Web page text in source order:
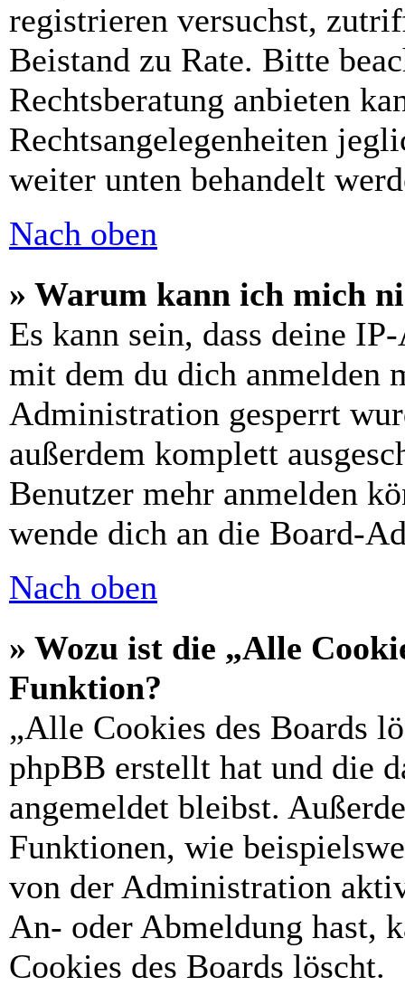
registrieren versuchst,
Beistand zu Rate. Bitte
Rechtsberatung anbieten
Rechtsangelegenheiten
weiter unten behandelt
Nach oben
» Warum kann ich mich
Es kann sein, dass deine
mit dem du dich anmelden
Administration gesperrt
außerdem komplett
Benutzer mehr anmelden
wende dich an die Board-
Nach oben
» Wozu ist die „Alle
Funktion?
„Alle Cookies des Boards
phpBB erstellt hat und die
angemeldet bleibst.
Funktionen, wie
von der Administration
An- oder Abmeldung hast,
Cookies des Boards löscht.